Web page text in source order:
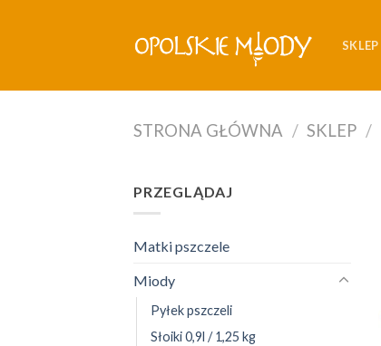
SKLEP
STRONA GŁÓWNA / SKLEP /
PRZEGLĄDAJ
Matki pszczele
Miody
Pyłek pszczeli
Słoiki 0,9l / 1,25 kg